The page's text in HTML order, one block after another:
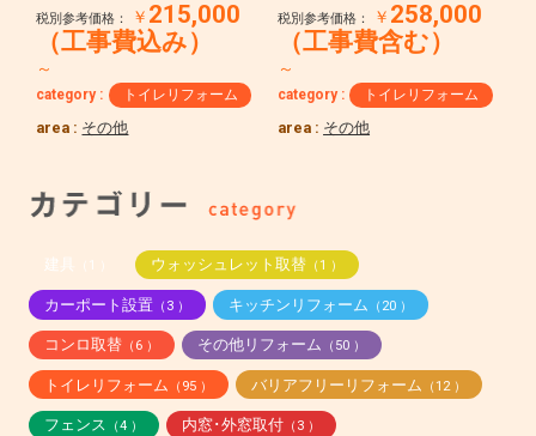
税別参考価格： ￥ 215,000
（工事費込み）
～
category : トイレリフォーム
area : その他
税別参考価格： ￥ 258,000
（工事費含む）
～
category : トイレリフォーム
area : その他
建具 （1 ） ウォッシュレット取替（1 ）
カーポート設置（3 ） キッチンリフォーム （20 ）
コンロ取替（6 ） その他リフォーム （50 ）
トイレリフォーム （95 ） バリアフリーリフォーム （12 ）
フェンス （4 ） 内窓･外窓取付（3 ）